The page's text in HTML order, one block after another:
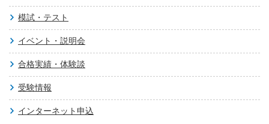
模試・テスト
イベント・説明会
合格実績・体験談
受験情報
インターネット申込